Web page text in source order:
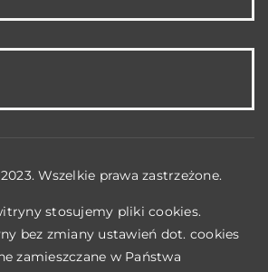
Wszelkie prawa zastrzeżone.
stosujemy pliki cookies.
bez zmiany ustawień dot. cookies
zamieszczane w Państwa